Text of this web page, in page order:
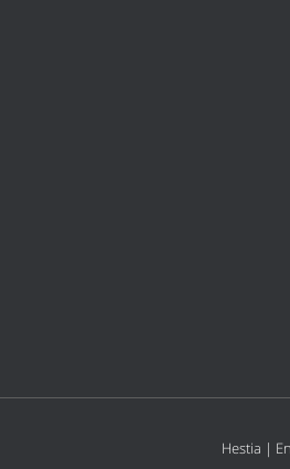
Hestia |